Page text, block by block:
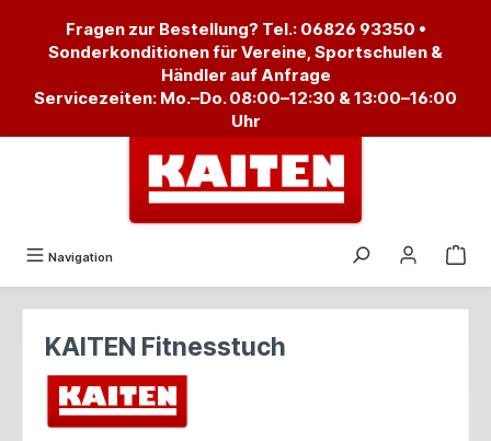
Fragen zur Bestellung? Tel.: 06826 93350 •
Sonderkonditionen für Vereine, Sportschulen &
Händler auf Anfrage
Servicezeiten: Mo.–Do. 08:00–12:30 & 13:00–16:00
Uhr
Navigation
KAITEN Fitnesstuch